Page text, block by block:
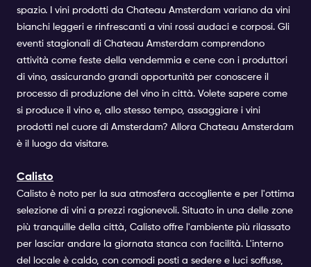
spazio. I vini prodotti da Chateau Amsterdam variano da vini
bianchi leggeri e rinfrescanti a vini rossi audaci e corposi. Gli
eventi stagionali di Chateau Amsterdam comprendono
attività come feste della vendemmia e cene con i produttori
di vino, assicurando grandi opportunità per conoscere il
processo di produzione del vino in città. Volete sapere come
si produce il vino e, allo stesso tempo, assaggiare i vini
prodotti nel cuore di Amsterdam? Allora Chateau Amsterdam
è il luogo da visitare.
Calisto
Calisto è noto per la sua atmosfera accogliente e per l'ottima
selezione di vini a prezzi ragionevoli. Situato in una delle zone
più tranquille della città, Calisto offre l'ambiente più rilassato
per lasciar andare la giornata stanca con facilità. L'interno
del locale è caldo, con comodi posti a sedere e luci soffuse,